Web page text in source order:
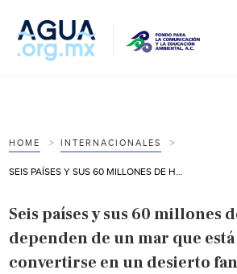
HOME INTERNACIONALES
Seis países y sus 60 millones
dependen de un mar que
convertirse en un desierto